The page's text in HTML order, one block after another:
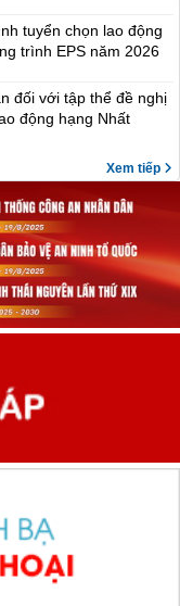
tuyển chọn lao động
trình EPS năm 2026
đối với tập thể đề nghị
động hạng Nhất
Xem tiếp